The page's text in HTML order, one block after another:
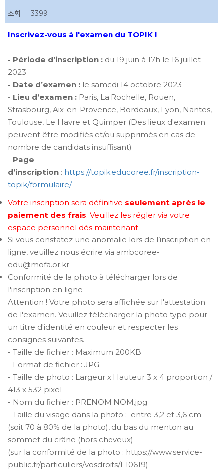
조회 3399
Inscrivez-vous à l'examen du TOPIK !
- Période d’inscription : du 19 juin à 17h le 16 juillet
2023
- Date d’examen : le samedi 14 octobre 2023
- Lieu d’examen : Paris, La Rochelle, Rouen,
Strasbourg, Aix-en-Provence, Bordeaux, Lyon, Nantes,
Toulouse, Le Havre et Quimper (Des lieux d'examen
peuvent être modifiés et/ou supprimés en cas de
nombre de candidats insuffisant)
- Page
d’inscription : https://topik.educoree.fr/inscription-
topik/formulaire/
Votre inscription sera définitive seulement après le
paiement des frais. Veuillez les régler via votre
espace personnel dès maintenant.
Si vous constatez une anomalie lors de l’inscription en
ligne, veuillez nous écrire via ambcoree-
edu@mofa.or.kr
Conformité de la photo à télécharger lors de
l'inscription en ligne
Attention ! Votre photo sera affichée sur l'attestation
de l'examen. Veuillez télécharger la photo type pour
un titre d'identité en couleur et respecter les
consignes suivantes.
- Taille de fichier : Maximum 200KB
- Format de fichier : JPG
- Taille de photo : Largeur x Hauteur 3 x 4 proportion /
413 x 532 pixel
- Nom du fichier : PRENOM NOM.jpg
- Taille du visage dans la photo : entre 3,2 et 3,6 cm
(soit 70 à 80% de la photo), du bas du menton au
sommet du crâne (hors cheveux)
(sur la conformité de la photo : https://www.service-
public.fr/particuliers/vosdroits/F10619)